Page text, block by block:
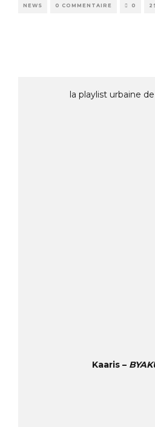
NEWS 0 COMMENTAIRE 0
la playlist urbaine
Kaaris –